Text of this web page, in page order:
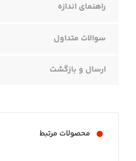
راهنمای اندازه
سوالات متداول
ارسال و بازگشت
محصولات مرتبط